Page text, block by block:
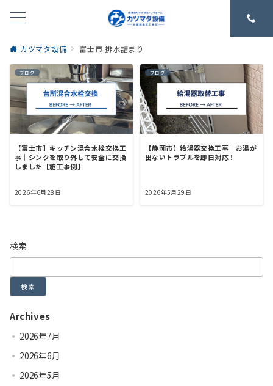
カツマタ設備 富士市 排水詰まり
ブログ
【富士市】キッチン混合水栓交換工
事｜シンクを取り外して安全に交換
しました【施工事例】
2026年6月28日
ブログ
【静岡市】給湯器交換工事｜お湯が
出ないトラブルを即日対応！
2026年5月29日
検索
検索
Archives
2026年7月
2026年6月
2026年5月